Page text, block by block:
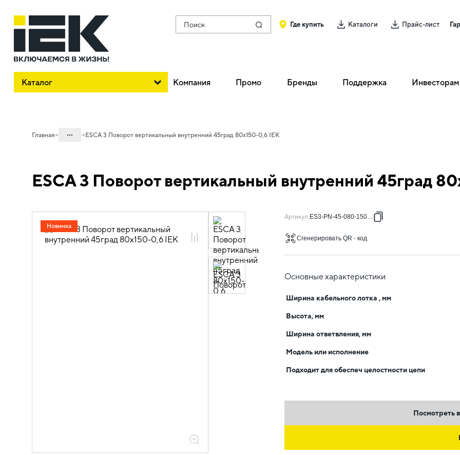
Поиск Где купить Каталоги Прайс-лист
Каталог Компания Промо Бренды Поддержка Инвесторам
Главная ...
05. Системы для прокладки кабеля
05.04 Кабельные лотки и аксессуары
05.04.04.03 Аксессуары для лотков
листовых ESCA
ESCA 3 Поворот вертикальный внутренний 45град 80х150-0,6 IEK
ESCA 3 Поворот вертикальный внутренний 45град
Новинка
Артикул: ES3-PN-45-080-150-06
Сгенерировать QR - код
Основные характеристики
Ширина кабельного лотка , мм
Высота, мм
Ширина ответвления, мм
Модель или исполнение
Подходит для обеспеч целостности цепи
Посмотреть